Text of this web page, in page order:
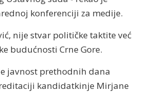
konferenciji za medije.
nije stvar političke taktite već
budućnosti Crne Gore.
javnost prethodnih dana
kandidatkinje Mirjane